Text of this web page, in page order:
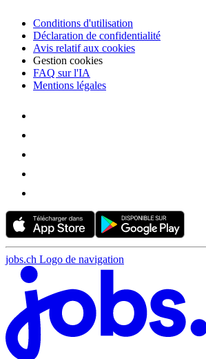
Conditions d'utilisation
Déclaration de confidentialité
Avis relatif aux cookies
Gestion cookies
FAQ sur l'IA
Mentions légales
jobs.ch Logo de navigation